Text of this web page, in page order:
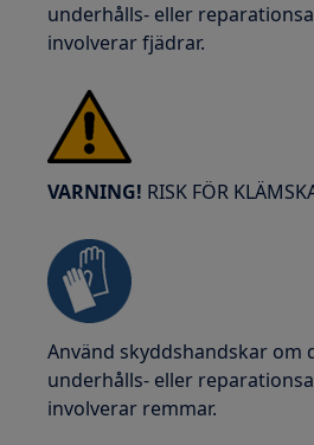
underhålls- eller
involverar fjädrar.
VARNING! RISK FÖR
Använd skyddshandskar om
underhålls- eller
involverar remmar.